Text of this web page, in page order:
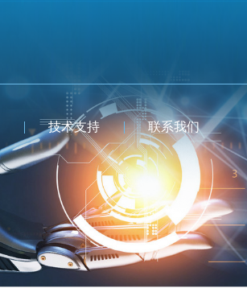
技术支持 联系我们